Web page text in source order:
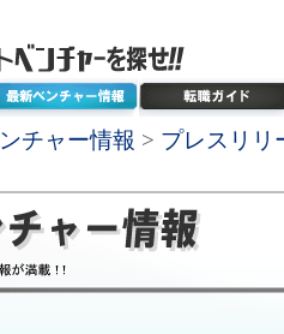
チャー情報 > プレスリリ